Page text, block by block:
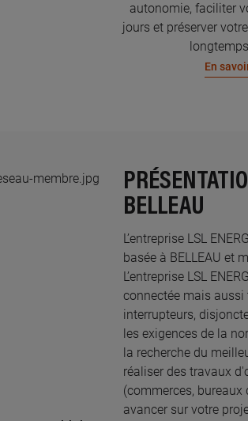
autonomie, faciliter
jours et préserver
En
BELLEAU
L’entreprise LSL
basée à BELLEAU et
L’entreprise LSL
connectée mais aussi
interrupteurs,
les exigences de la
la recherche du
réaliser des travaux
(commerces, bureaux
avancer sur votre